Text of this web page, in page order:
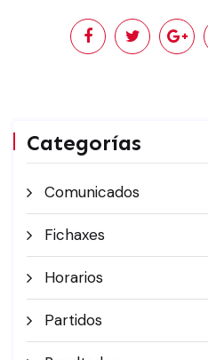
Categorías
Comunicados
Fichaxes
Horarios
Partidos